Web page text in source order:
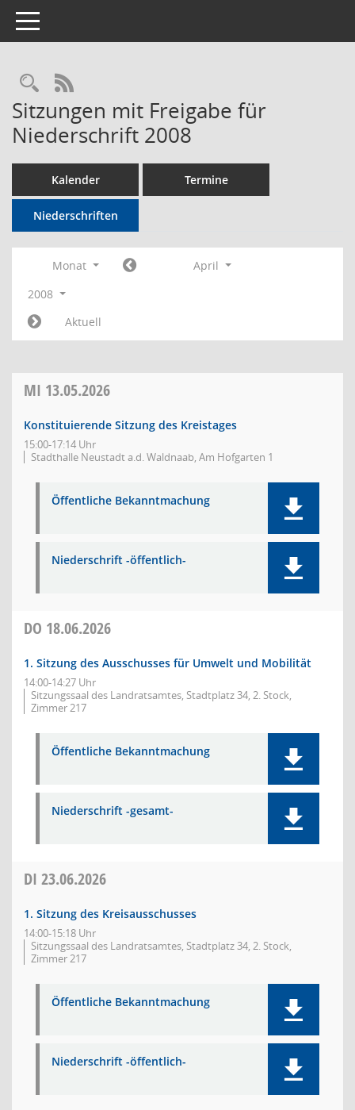
Toggle navigation
Rechercheauswahl
RSS-Feed
Sitzungen mit Freigabe für
Niederschrift 2008
Kalender Termine
Niederschriften
Monat
April
2008
Aktuell
MI 13.05.2026
Konstituierende Sitzung des Kreistages
15:00-17:14 Uhr
Stadthalle Neustadt a.d. Waldnaab, Am Hofgarten 1
Öffentliche Bekanntmachung
Niederschrift -öffentlich-
DO 18.06.2026
1. Sitzung des Ausschusses für Umwelt und Mobilität
14:00-14:27 Uhr
Sitzungssaal des Landratsamtes, Stadtplatz 34, 2. Stock,
Zimmer 217
Öffentliche Bekanntmachung
Niederschrift -gesamt-
DI 23.06.2026
1. Sitzung des Kreisausschusses
14:00-15:18 Uhr
Sitzungssaal des Landratsamtes, Stadtplatz 34, 2. Stock,
Zimmer 217
Öffentliche Bekanntmachung
Niederschrift -öffentlich-